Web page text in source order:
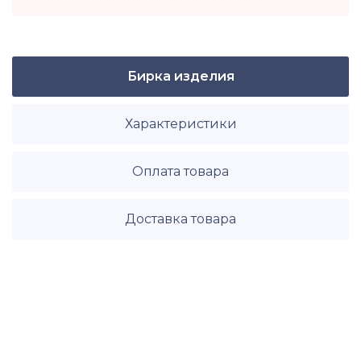
Бирка изделия
Характеристики
Оплата товара
Доставка товара